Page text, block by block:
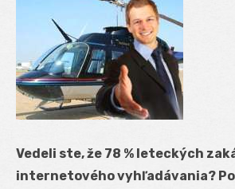
Vedeli ste, že 78 % leteckých
internetového vyhľadávania?